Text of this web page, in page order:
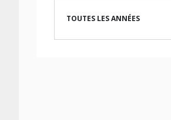
TOUTES LES ANNÉES